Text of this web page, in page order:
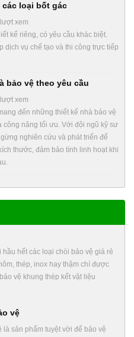
loại bốt gác
xem
kế riêng, có yêu cầu khác biệt.
dịch vụ chế tạo và thi công trực tiếp
bảo vệ theo yêu cầu
xem
đến những thiết kế nhà bảo vệ
công năng tối ưu. Với đội ngũ kỹ sư
nghiên cứu và phát triển để
thước, đảm bảo tính linh hoạt khi
hết các loại chòi bảo vệ giá rẻ
thép, inox hay thậm chí được
vệ khung thép kết vật liệu
vệ
là sản phẩm tuyệt vời để bảo vệ